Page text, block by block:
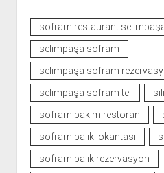
sofram restaurant
selimpaşa sofram
selimpaşa sofram
selimpaşa sofram tel
sofram bakım restoran
sofram balık lokantası
sofram balık rezervasyon